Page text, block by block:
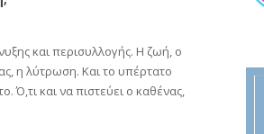
και περισυλλογής. Η ζωή, ο
η λύτρωση. Και το υπέρτατο
Ό,τι και να πιστεύει ο καθένας,